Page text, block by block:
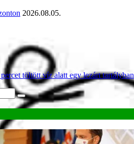
2026.08.05.
töltött víz alatt egy lezárt tartályban